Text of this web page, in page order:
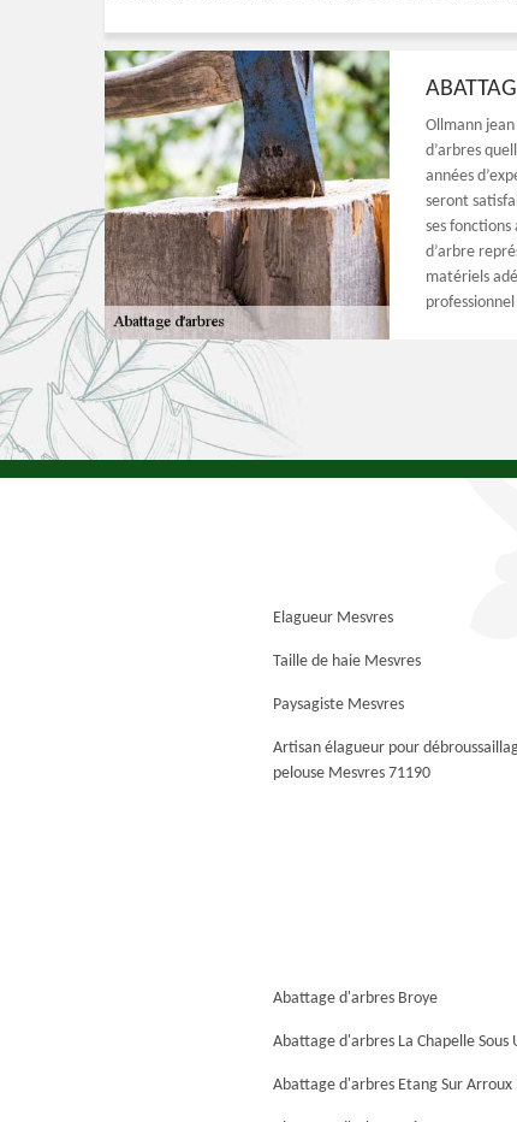
Ollmann
d’arbres
années
seront
ses fonctions
d’arbre
matériels
Elagueur Mesvres
Taille de haie Mesvres
Paysagiste Mesvres
Artisan élagueur pour
pelouse Mesvres 71190
Abattage d'arbres Broye
Abattage d'arbres La Chapelle Sous
Abattage d'arbres Etang Sur Arroux